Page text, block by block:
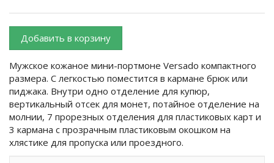
Добавить в корзину
Мужское кожаное мини-портмоне Versado компактного
размера. С легкостью поместится в кармане брюк или
пиджака. Внутри одно отделение для купюр,
вертикальный отсек для монет, потайное отделение на
молнии, 7 прорезных отделения для пластиковых карт и
3 кармана с прозрачным пластиковым окошком на
хлястике для пропуска или проездного.